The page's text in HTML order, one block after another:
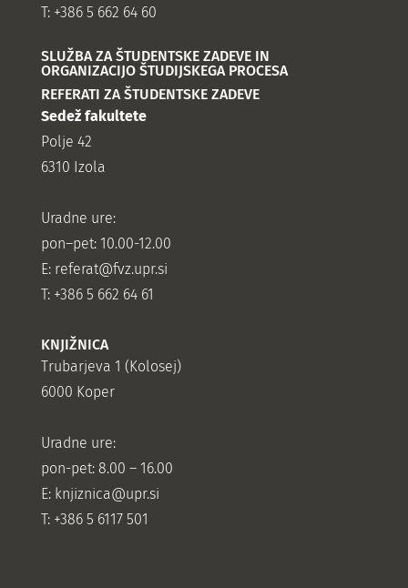
T: +386 5 662 64 60
SLUŽBA ZA ŠTUDENTSKE ZADEVE IN
ORGANIZACIJO ŠTUDIJSKEGA PROCESA
REFERATI ZA ŠTUDENTSKE ZADEVE
Sedež fakultete
Polje 42
6310 Izola
Uradne ure:
pon–pet: 10.00-12.00
E: referat@fvz.upr.si
T: +386 5 662 64 61
KNJIŽNICA
Trubarjeva 1 (Kolosej)
6000 Koper
Uradne ure:
pon-pet: 8.00 – 16.00
E: knjiznica@upr.si
T: +386 5 6117 501